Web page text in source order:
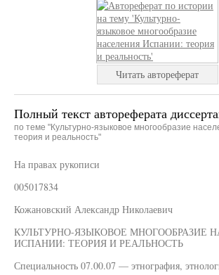
Читать автореферат
Полный текст автореферата
по теме "Культурно-языковое многообразие
теория и реальность"
На правах рукописи
005017834
Кожановский Александр Николаевич
КУЛЬТУРНО-ЯЗЫКОВОЕ МНОГООБРАЗИЕ
ИСПАНИИ: ТЕОРИЯ И РЕАЛЬНОСТЬ
Специальность 07.00.07 — этнография,